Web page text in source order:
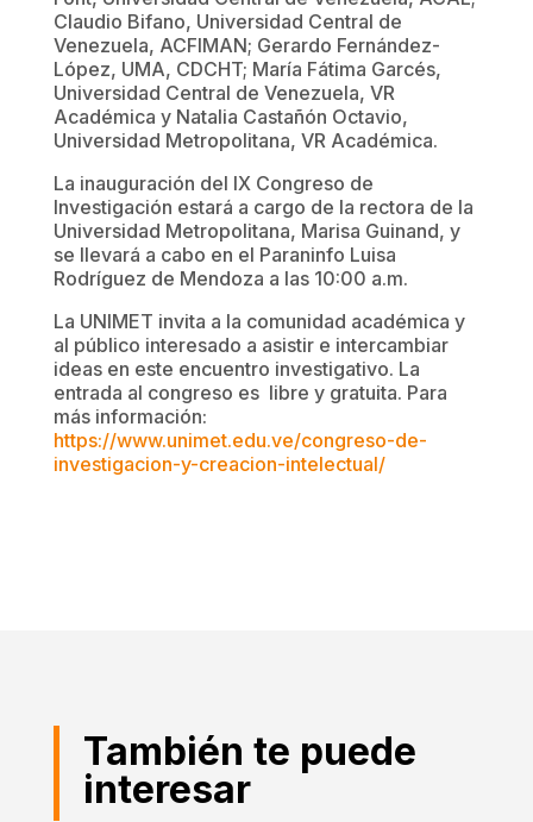
Claudio Bifano, Universidad Central de
Venezuela, ACFIMAN; Gerardo Fernández-
López, UMA, CDCHT; María Fátima Garcés,
Universidad Central de Venezuela, VR
Académica y Natalia Castañón Octavio,
Universidad Metropolitana, VR Académica.
La inauguración del IX Congreso de
Investigación estará a cargo de la rectora de la
Universidad Metropolitana, Marisa Guinand, y
se llevará a cabo en el Paraninfo Luisa
Rodríguez de Mendoza a las 10:00 a.m.
La UNIMET invita a la comunidad académica y
al público interesado a asistir e intercambiar
ideas en este encuentro investigativo. La
entrada al congreso es libre y gratuita. Para
más información:
https://www.unimet.edu.ve/congreso-de-
investigacion-y-creacion-intelectual/
También te puede
interesar